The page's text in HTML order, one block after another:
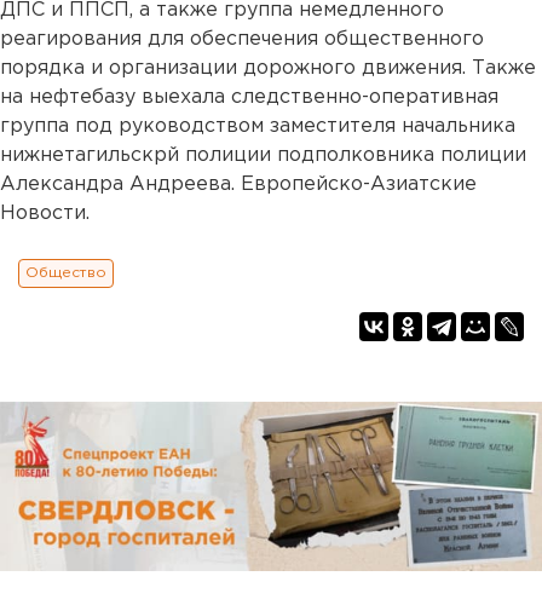
ДПС и ППСП, а также группа немедленного
реагирования для обеспечения общественного
порядка и организации дорожного движения. Также
на нефтебазу выехала следственно-оперативная
группа под руководством заместителя начальника
нижнетагильскрй полиции подполковника полиции
Александра Андреева. Европейско-Азиатские
Новости.
Общество